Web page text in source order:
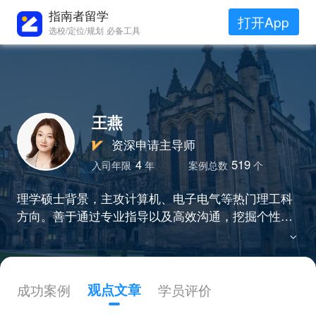
指南者留学
选校/定位/规划 必备工具 打开App
王燕
资深申请主导师
入司年限 4年 案例总数 519 个
理学硕士背景，主攻计算机、电子电气等热门理工科
方向。善于通过专业指导以及高效沟通，挖掘个性化
经历，助力众多学生圆梦港三新二及英国名校理工科
专业录取。
成功案例 观点文章 学员评价